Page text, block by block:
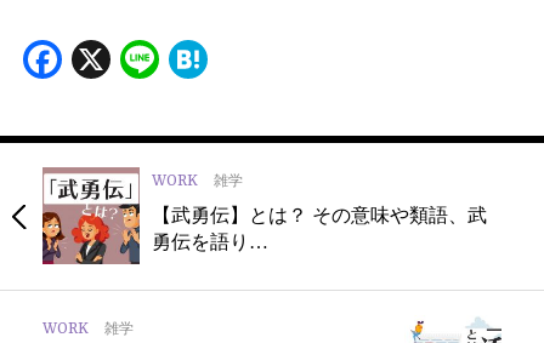
Facebook
X Line
WORK 雑学
【武勇伝】とは？ その意味や類語、武
勇伝を語り…
WORK 雑学